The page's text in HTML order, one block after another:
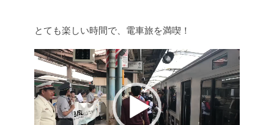
とても楽しい時間で、電車旅を満喫！
動
画
プ
レ